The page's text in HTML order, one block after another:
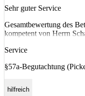
Sehr guter Service
Gesamtbewertung des
kompetent von Herrn
Service
§57a-Begutachtung
hilfreich